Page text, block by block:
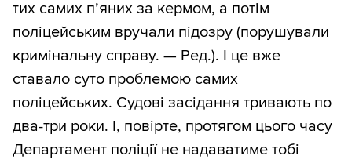
тих самих п’яних за кермом, а потім
поліцейським вручали підозру (порушували
кримінальну справу. — Ред.). І це вже
ставало суто проблемою самих
поліцейських. Судові засідання тривають по
два-три роки. І, повірте, протягом цього часу
Департамент поліції не надаватиме тобі